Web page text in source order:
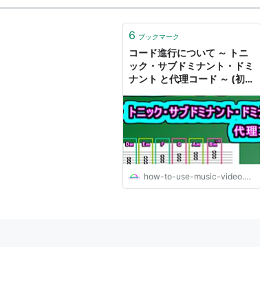
6 ブックマーク
コード進行について ～ トニ
ック・サブドミナント・ドミ
ナント と代理コード ～ (初
る音楽理論) その 19
how-to-use-music-video.com